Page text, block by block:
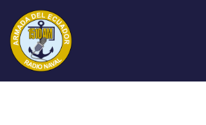
contenido